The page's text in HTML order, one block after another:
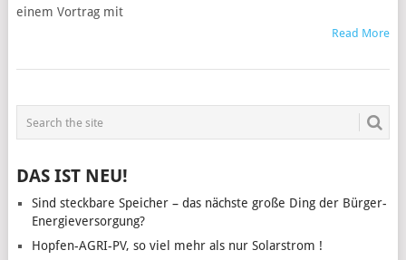
einem Vortrag mit
Read More
POSTS
NAVIGATION
DAS IST NEU!
Sind steckbare Speicher – das nächste große Ding der Bürger-
Energieversorgung?
Hopfen-AGRI-PV, so viel mehr als nur Solarstrom !